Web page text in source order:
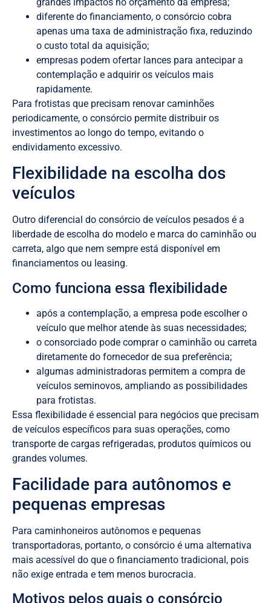
diferente do financiamento, o consórcio cobra
apenas uma taxa de administração fixa, reduzindo
o custo total da aquisição;
empresas podem ofertar lances para antecipar a
contemplação e adquirir os veículos mais
rapidamente.
Para frotistas que precisam renovar caminhões
periodicamente, o consórcio permite distribuir os
investimentos ao longo do tempo, evitando o
endividamento excessivo.
Flexibilidade na escolha dos
veículos
Outro diferencial do consórcio de veículos pesados é a
liberdade de escolha do modelo e marca do caminhão ou
carreta, algo que nem sempre está disponível em
financiamentos ou leasing.
Como funciona essa flexibilidade
após a contemplação, a empresa pode escolher o
veículo que melhor atende às suas necessidades;
o consorciado pode comprar o caminhão ou carreta
diretamente do fornecedor de sua preferência;
algumas administradoras permitem a compra de
veículos seminovos, ampliando as possibilidades
para frotistas.
Essa flexibilidade é essencial para negócios que precisam
de veículos específicos para suas operações, como
transporte de cargas refrigeradas, produtos químicos ou
grandes volumes.
Facilidade para autônomos e
pequenas empresas
Para caminhoneiros autônomos e pequenas
transportadoras, portanto, o consórcio é uma alternativa
mais acessível do que o financiamento tradicional, pois
não exige entrada e tem menos burocracia.
Motivos pelos quais o consórcio